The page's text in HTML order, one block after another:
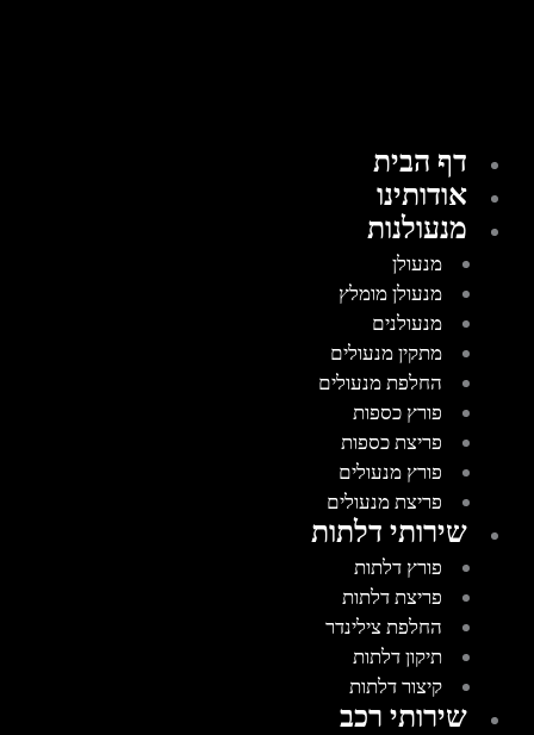
דף הבית
אודותינו
מנעולנות
מנעולן
מנעולן מומלץ
מנעולנים
מתקין מנעולים
החלפת מנעולים
פורץ כספות
פריצת כספות
פורץ מנעולים
פריצת מנעולים
שירותי דלתות
פורץ דלתות
פריצת דלתות
החלפת צילינדר
תיקון דלתות
קיצור דלתות
שירותי רכב